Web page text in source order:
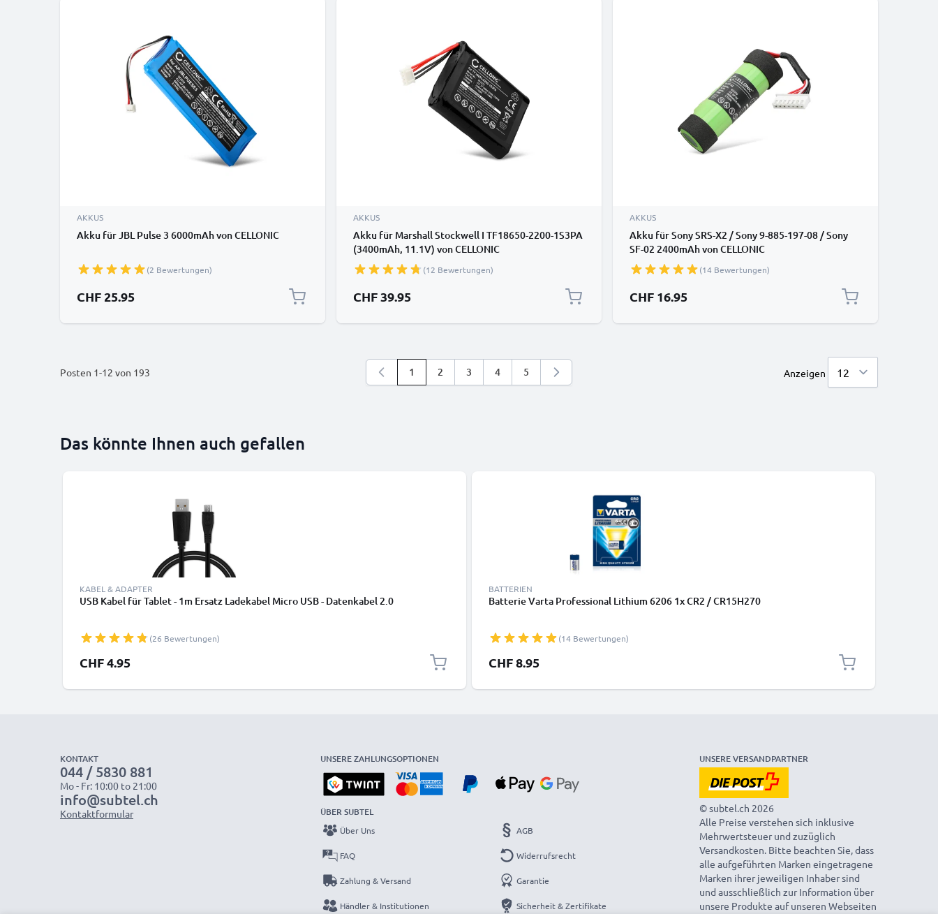
AKKUS
Akku für JBL Pulse 3 6000mAh von CELLONIC
(2 Bewertungen)
CHF 25.95
AKKUS
Akku für Marshall Stockwell I TF18650-2200-1S3PA
(3400mAh, 11.1V) von CELLONIC
(12 Bewertungen)
CHF 39.95
AKKUS
Akku für Sony SRS-X2 / Sony 9-885-197-08 / Sony
SF-02 2400mAh von CELLONIC
(14 Bewertungen)
CHF 16.95
Posten 1-12 von 193 Sie lesen gerade die Seite
1 Seite
2 Seite
3 Seite
4 Seite
5 Anzeigen
Das könnte Ihnen auch gefallen
KABEL & ADAPTER
USB Kabel für Tablet - 1m Ersatz Ladekabel Micro USB - Datenkabel 2.0
(26 Bewertungen)
CHF 4.95
BATTERIEN
Batterie Varta Professional Lithium 6206 1x CR2 / CR15H270
(14 Bewertungen)
CHF 8.95
KONTAKT
044 / 5830 881
Mo - Fr: 10:00 to 21:00
info@subtel.ch
Kontaktformular
UNSERE ZAHLUNGSOPTIONEN
ÜBER SUBTEL
Über Uns
FAQ
Zahlung & Versand
Händler & Institutionen
AGB
Widerrufsrecht
Garantie
Sicherheit & Zertifikate
UNSERE VERSANDPARTNER
© subtel.ch 2026
Alle Preise verstehen sich inklusive
Mehrwertsteuer und zuzüglich
Versandkosten. Bitte beachten Sie, dass
alle aufgeführten Marken eingetragene
Marken ihrer jeweiligen Inhaber sind
und ausschließlich zur Information über
unsere Produkte auf unseren Webseiten